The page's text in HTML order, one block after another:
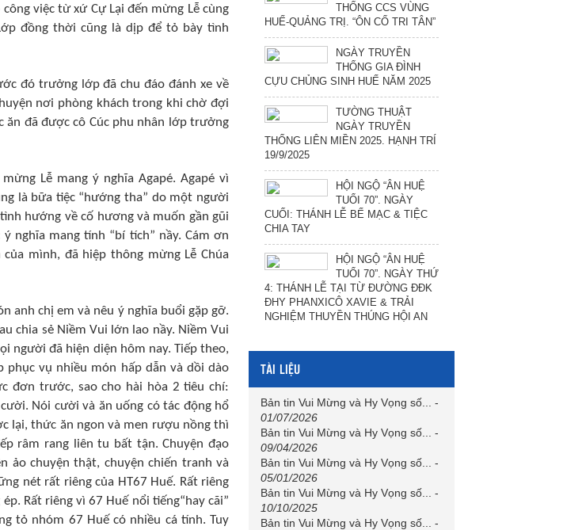
việc từ xứ Cự Lại đến mừng Lễ cùng
đồng thời cũng là dịp để tỏ bày tình
đó trưởng lớp đã chu đáo đánh xe về
nơi phòng khách trong khi chờ đợi
ăn đã được cô Cúc phu nhân lớp trưởng
Lễ mang ý nghĩa Agapé. Agapé vì
là bữa tiệc “hướng tha” do một người
hướng về cố hương và muốn gần gũi
nghĩa mang tính “bí tích” nầy. Cám ơn
mình, đã hiệp thông mừng Lễ Chúa
anh chị em và nêu ý nghĩa buổi gặp gỡ.
chia sẻ Niềm Vui lớn lao nầy. Niềm Vui
người đã hiện diện hôm nay. Tiếp theo,
phục vụ nhiều món hấp dẫn và dồi dào
đơn trước, sao cho hài hòa 2 tiêu chí:
Nói cười và ăn uống có tác động hổ
lại, thức ăn ngon và men rượu nồng thì
râm rang liên tu bất tận. Chuyện đạo
ảo chuyện thật, chuyện chiến tranh và
nét rất riêng của HT67 Huế. Rất riêng
Rất riêng vì 67 Huế nổi tiếng“hay cãi”
tỏ nhóm 67 Huế có nhiều cá tính. Tuy
THỐNG CCS VÙNG
HUẾ-QUẢNG TRỊ. “ÔN CỐ TRI TÂN”
NGÀY TRUYỀN
THỐNG GIA ĐÌNH
CỰU CHỦNG SINH HUẾ NĂM 2025
TƯỜNG THUẬT
NGÀY TRUYỀN
THỐNG LIÊN MIỀN 2025. HẠNH TRÍ
19/9/2025
HỘI NGỘ “ÂN HUỆ
TUỔI 70”. NGÀY
CUỐI: THÁNH LỄ BẾ MẠC & TIỆC
CHIA TAY
HỘI NGỘ “ÂN HUỆ
TUỔI 70”. NGÀY THỨ
4: THÁNH LỄ TẠI TỪ ĐƯỜNG ĐĐK
ĐHY PHANXICÔ XAVIE & TRẢI
NGHIỆM THUYỀN THÚNG HỘI AN
TÀI LIỆU
Bản tin Vui Mừng và Hy Vọng số...
-
01/07/2026
Bản tin Vui Mừng và Hy Vọng số...
-
09/04/2026
Bản tin Vui Mừng và Hy Vọng số...
-
05/01/2026
Bản tin Vui Mừng và Hy Vọng số...
-
10/10/2025
Bản tin Vui Mừng và Hy Vọng số...
-